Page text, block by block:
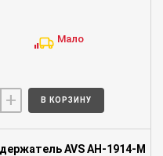
Мало
+ В КОРЗИНУ
AVS AH-1914-M